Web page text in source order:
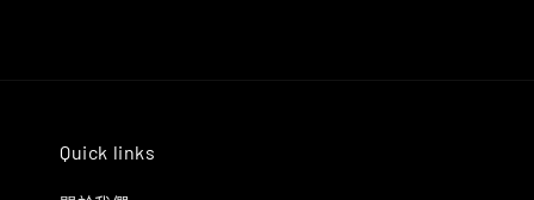
Quick links